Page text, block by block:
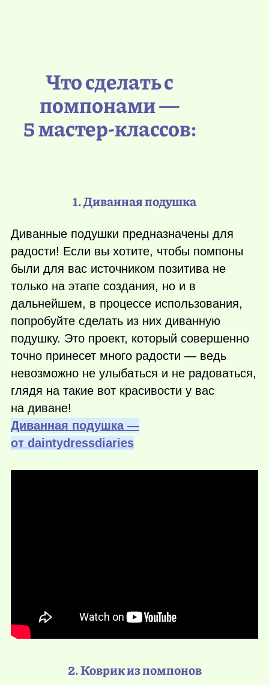
Что сделать с
помпонами —
5 мастер-классов:
1. Диванная подушка
Диванные подушки предназначены для
радости! Если вы хотите, чтобы помпоны
были для вас источником позитива не
только на этапе создания, но и в
дальнейшем, в процессе использования,
попробуйте сделать из них диванную
подушку. Это проект, который совершенно
точно принесет много радости — ведь
невозможно не улыбаться и не радоваться,
глядя на такие вот красивости у вас
на диване!
Диванная подушка —
от daintydressdiaries
2. Коврик из помпонов